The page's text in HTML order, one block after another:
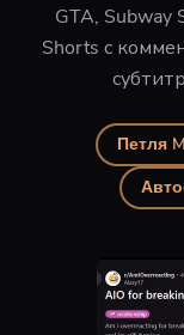
GTA, Subway
Shorts с
Петля